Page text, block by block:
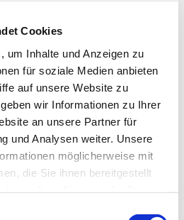
Cookies
um Inhalte und Anzeigen zu
für soziale Medien anbieten
auf unsere Website zu
wir Informationen zu Ihrer
an unsere Partner für
und Analysen weiter. Unsere
möglicherweise mit
die Sie ihnen bereitgestellt
Sie auch